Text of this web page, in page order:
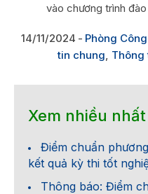
vào chương trình
14/11/2024 Phòng
tin chung, Thông
Xem nhiều nhất
Điểm chuẩn
kết quả kỳ thi tốt
Thông báo: Điểm